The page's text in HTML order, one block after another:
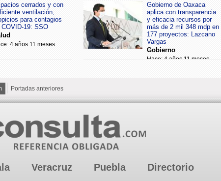
cerrados y con
ventilación,
para contagios
COVID-19: SSO
4 años 11 meses
Gobierno de Oaxaca
aplica con transparencia
y eficacia recursos por
más de 2 mil 348 mdp en
177 proyectos: Lazcano
Vargas
Gobierno
Hace: 4 años 11 meses
Portadas anteriores
Veracruz Puebla Directorio